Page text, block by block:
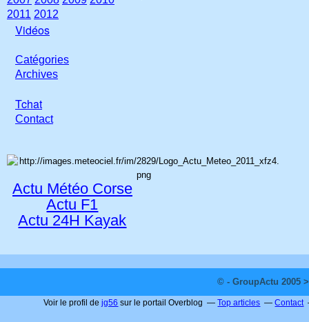
2011 2012
Vidéos
Catégories
Archives
Tchat
Contact
Actu Météo Corse
Actu F1
Actu 24H Kayak
© - GroupActu 2005
Voir le profil dejg56 sur le portail Overblog Top articles Contact